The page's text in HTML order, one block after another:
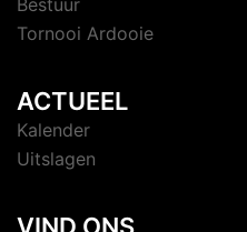
Tornooi Ardooie
ACTUEEL
Kalender
Uitslagen
VIND ONS